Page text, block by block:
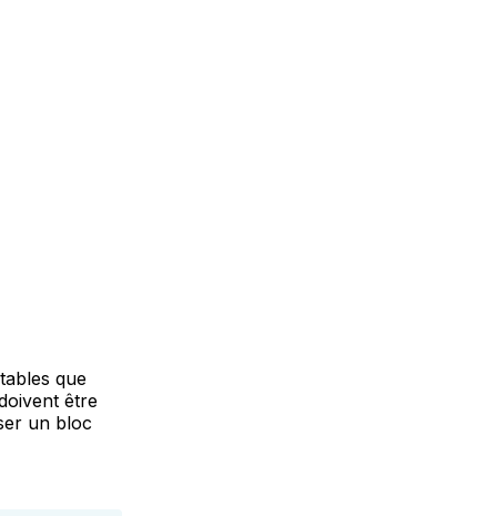
que
être
un bloc